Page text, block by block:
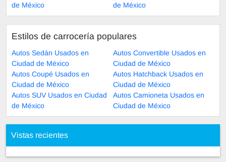
de México
de México
Estilos de carrocería populares
Autos Sedán Usados en
Ciudad de México
Autos Convertible Usados en
Ciudad de México
Autos Coupé Usados en
Ciudad de México
Autos Hatchback Usados en
Ciudad de México
Autos SUV Usados en Ciudad
de México
Autos Camioneta Usados en
Ciudad de México
Vistas recientes